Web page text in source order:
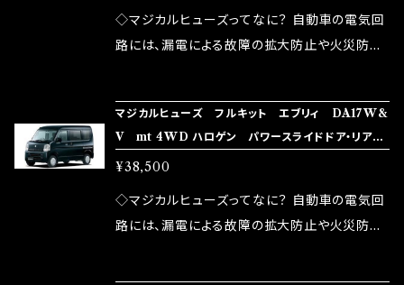
が大きい。 2.金属部分が露出している為、空気
中に漏電してしまう。 3.金属プレートが接触する
ズが、マジカルヒューズになります。 ◇マジカル
ヒューズの効果 マジカルヒューズは放電防止効
果・接触抵抗低減効果により、このような効果を
発揮します。 ・アクセルレスポンスの向上 ・アイ
ドリング安定化（静粛性UP） ・ターボ車のターボ
◇マジカルヒューズってなに？ 自動車の電気回
路には、漏電による故障の拡大防止や火災防止
路として、各回路への電力供給を行っています。
しかし、ヒューズには拭い去れない欠点があり
ます。 1.溶接回路であるため、配線と比較し抵抗
が大きい。 2.金属部分が露出している為、空気
中に漏電してしまう。 3.金属プレートが接触する
マジカルヒューズ フルキット エブリィ DA17W&
V mt 4WD ハロゲン パワースライドドア・リアヒ
－ター MFSUF251 35個
¥38,500
◇マジカルヒューズってなに？ 自動車の電気回
路には、漏電による故障の拡大防止や火災防止